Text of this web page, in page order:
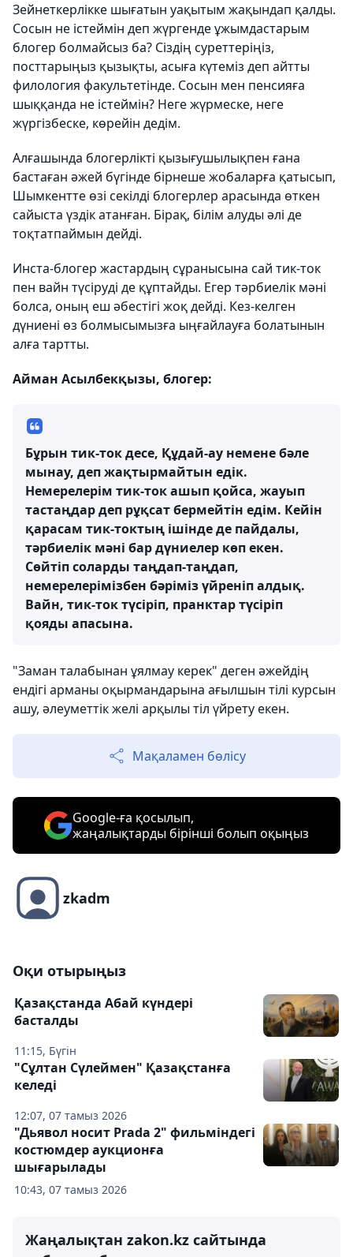
Зейнеткерлікке шығатын уақытым жақындап қалды.
Сосын не істеймін деп жүргенде ұжымдастарым
блогер болмайсыз ба? Сіздің суреттеріңіз,
посттарыңыз қызықты, асыға күтеміз деп айтты
филология факультетінде. Сосын мен пенсияға
шыққанда не істеймін? Неге жүрмеске, неге
жүргізбеске, көрейін дедім.
Алғашында блогерлікті қызығушылықпен ғана
бастаған әжей бүгінде бірнеше жобаларға қатысып,
Шымкентте өзі секілді блогерлер арасында өткен
сайыста үздік атанған. Бірақ, білім алуды әлі де
тоқтатпаймын дейді.
Инста-блогер жастардың сұранысына сай тик-ток
пен вайн түсіруді де құптайды. Егер тәрбиелік мәні
болса, оның еш әбестігі жоқ дейді. Кез-келген
дүниені өз болмысымызға ыңғайлауға болатынын
алға тартты.
Айман Асылбекқызы, блогер:
Бұрын тик-ток десе, Құдай-ау немене бәле
мынау, деп жақтырмайтын едік.
Немерелерім тик-ток ашып қойса, жауып
тастаңдар деп рұқсат бермейтін едім. Кейін
қарасам тик-токтың ішінде де пайдалы,
тәрбиелік мәні бар дүниелер көп екен.
Сөйтіп соларды таңдап-таңдап,
немерелерімізбен бәріміз үйреніп алдық.
Вайн, тик-ток түсіріп, пранктар түсіріп
қояды апасына.
"Заман талабынан ұялмау керек" деген әжейдің
ендігі арманы оқырмандарына ағылшын тілі курсын
ашу, әлеуметтік желі арқылы тіл үйрету екен.
Мақаламен бөлісу
Google-ға қосылып,
жаңалықтарды бірінші болып оқыңыз
zkadm
Оқи отырыңыз
11:15, Бүгін
Қазақстанда Абай күндері
басталды
12:07, 07 тамыз 2026
"Сұлтан Сүлеймен" Қазақстанға
келеді
10:43, 07 тамыз 2026
"Дьявол носит Prada 2" фильміндегі
костюмдер аукционға
шығарылады
Жаңалықтан zakon.kz сайтында